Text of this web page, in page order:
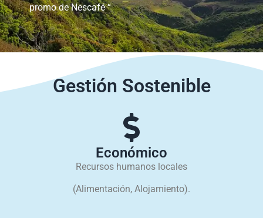
promo de Nescafé “
Gestión Sostenible
Económico
Recursos humanos locales
(Alimentación, Alojamiento).